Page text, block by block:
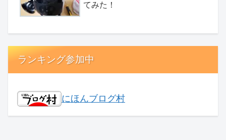
てみた！
ランキング参加中
にほんブログ村